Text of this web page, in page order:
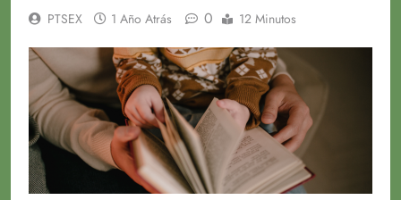
PTSEX 1 Año Atrás 0 12 Minutos